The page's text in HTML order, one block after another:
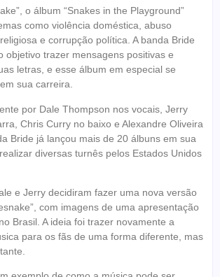
o álbum “Snakes in the Playground”
como violência doméstica, abuso
e corrupção política. A banda Bride
objetivo trazer mensagens positivas e
letras, e esse álbum em especial se
sua carreira.
por Dale Thompson nos vocais, Jerry
Chris Curry no baixo e Alexandre Oliveira
Bride já lançou mais de 20 álbuns em sua
diversas turnês pelos Estados Unidos
e Jerry decidiram fazer uma nova versão
com imagens de uma apresentação
Brasil. A ideia foi trazer novamente a
para os fãs de uma forma diferente, mas